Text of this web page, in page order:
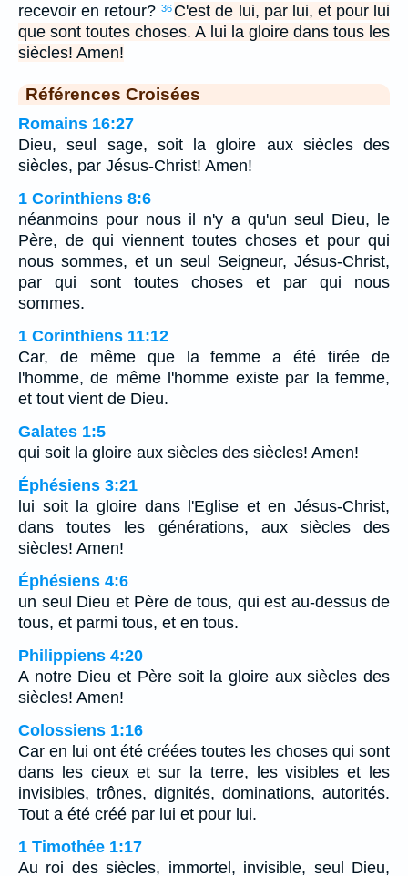
recevoir en retour? 36 C'est de lui, par lui, et pour lui
que sont toutes choses. A lui la gloire dans tous les
siècles! Amen!
Références Croisées
Romains 16:27
Dieu, seul sage, soit la gloire aux siècles des
siècles, par Jésus-Christ! Amen!
1 Corinthiens 8:6
néanmoins pour nous il n'y a qu'un seul Dieu, le
Père, de qui viennent toutes choses et pour qui
nous sommes, et un seul Seigneur, Jésus-Christ,
par qui sont toutes choses et par qui nous
sommes.
1 Corinthiens 11:12
Car, de même que la femme a été tirée de
l'homme, de même l'homme existe par la femme,
et tout vient de Dieu.
Galates 1:5
qui soit la gloire aux siècles des siècles! Amen!
Éphésiens 3:21
lui soit la gloire dans l'Eglise et en Jésus-Christ,
dans toutes les générations, aux siècles des
siècles! Amen!
Éphésiens 4:6
un seul Dieu et Père de tous, qui est au-dessus de
tous, et parmi tous, et en tous.
Philippiens 4:20
A notre Dieu et Père soit la gloire aux siècles des
siècles! Amen!
Colossiens 1:16
Car en lui ont été créées toutes les choses qui sont
dans les cieux et sur la terre, les visibles et les
invisibles, trônes, dignités, dominations, autorités.
Tout a été créé par lui et pour lui.
1 Timothée 1:17
Au roi des siècles, immortel, invisible, seul Dieu,